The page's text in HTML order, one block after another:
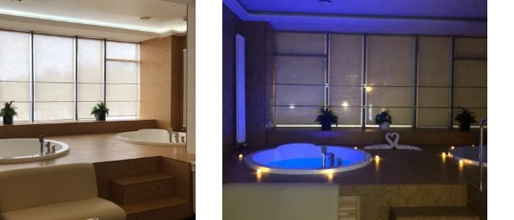
В КОРЗИНУ В КОРЗИНУ